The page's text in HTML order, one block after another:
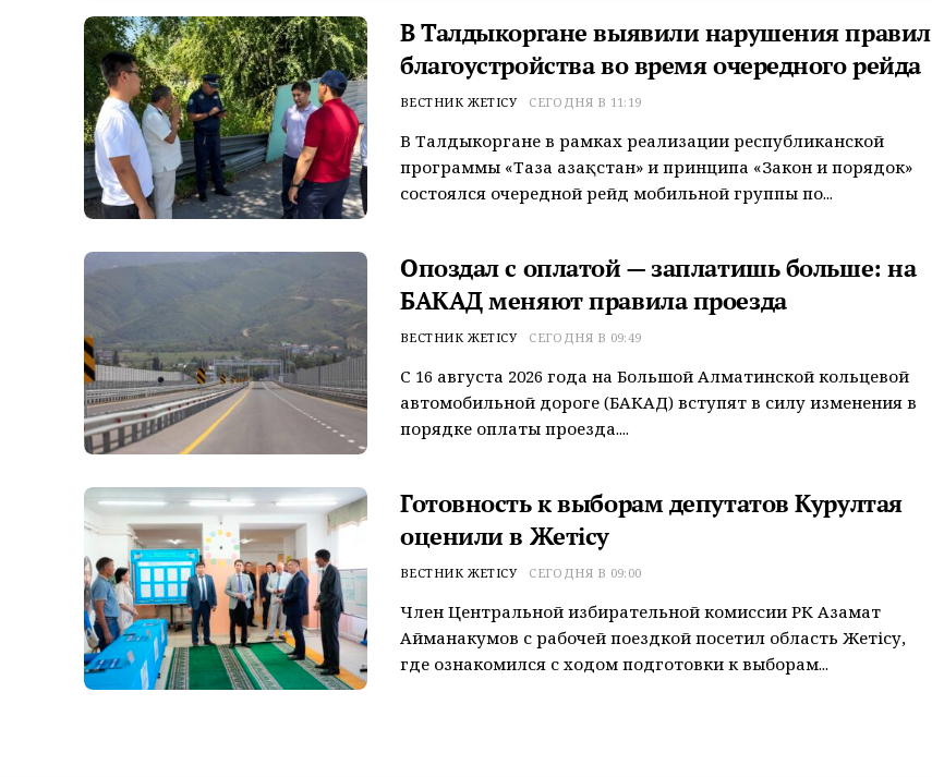
В Талдыкоргане выявили нарушения правил
благоустройства во время очередного рейда
ВЕСТНИК ЖЕТІСУ СЕГОДНЯ В 11:19
В Талдыкоргане в рамках реализации республиканской
программы «Таза Қазақстан» и принципа «Закон и порядок»
состоялся очередной рейд мобильной группы по...
Опоздал с оплатой — заплатишь больше: на
БАКАД меняют правила проезда
ВЕСТНИК ЖЕТІСУ СЕГОДНЯ В 09:49
С 16 августа 2026 года на Большой Алматинской кольцевой
автомобильной дороге (БАКАД) вступят в силу изменения в
порядке оплаты проезда....
Готовность к выборам депутатов Курултая
оценили в Жетісу
ВЕСТНИК ЖЕТІСУ СЕГОДНЯ В 09:00
Член Центральной избирательной комиссии РК Азамат
Айманакумов с рабочей поездкой посетил область Жетісу,
где ознакомился с ходом подготовки к выборам...